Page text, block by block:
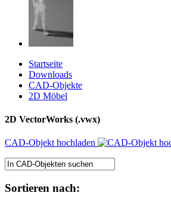
Startseite
Downloads
CAD-Objekte
2D Möbel
2D VectorWorks (.vwx)
CAD-Objekt hochladen
Sortieren nach: